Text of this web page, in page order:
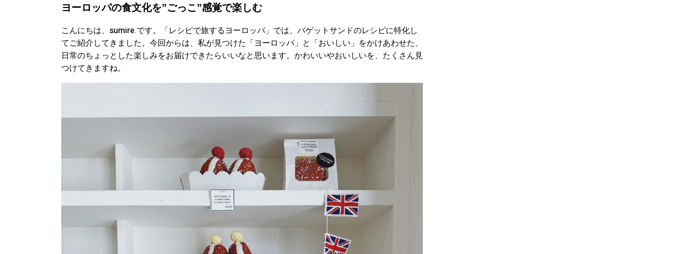
ヨーロッパの食文化を”ごっこ”感覚で楽しむ
こんにちは、sumire.です。「レシピで旅するヨーロッパ」では、バゲットサンドのレシピに特化し
てご紹介してきました。今回からは、私が見つけた「ヨーロッパ」と「おいしい」をかけあわせた、
日常のちょっとした楽しみをお届けできたらいいなと思います。かわいいやおいしいを、たくさん見
つけてきますね。